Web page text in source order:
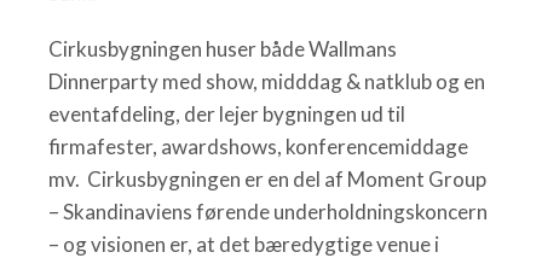
Cirkusbygningen huser både Wallmans
Dinnerparty med show, midddag & natklub og en
eventafdeling, der lejer bygningen ud til
firmafester, awardshows, konferencemiddage
mv. Cirkusbygningen er en del af Moment Group
– Skandinaviens førende underholdningskoncern
– og visionen er, at det bæredygtige venue i